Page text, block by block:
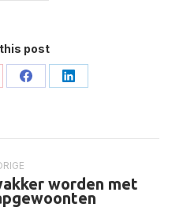
post
Deel
Deel
Vorig
bericht
worden met